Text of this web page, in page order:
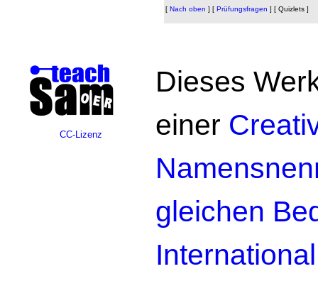
[ Nach oben ] [ Prüfungsfragen ] [ Quizlets ]
CC-Lizenz
Dieses
einer
gleichen